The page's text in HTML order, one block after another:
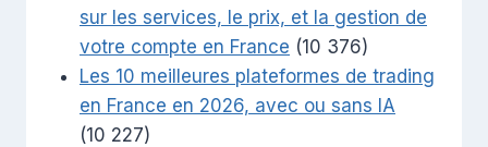
sur les services, le prix, et la gestion de
votre compte en France (10 376)
Les 10 meilleures plateformes de trading
en France en 2026, avec ou sans IA
(10 227)